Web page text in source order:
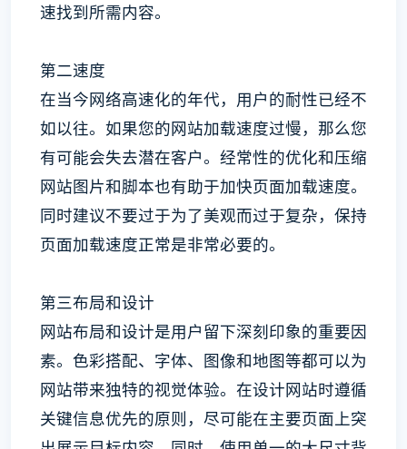
速找到所需内容。
第二速度
在当今网络高速化的年代，用户的耐性已经不
如以往。如果您的网站加载速度过慢，那么您
有可能会失去潜在客户。经常性的优化和压缩
网站图片和脚本也有助于加快页面加载速度。
同时建议不要过于为了美观而过于复杂，保持
页面加载速度正常是非常必要的。
第三布局和设计
网站布局和设计是用户留下深刻印象的重要因
素。色彩搭配、字体、图像和地图等都可以为
网站带来独特的视觉体验。在设计网站时遵循
关键信息优先的原则，尽可能在主要页面上突